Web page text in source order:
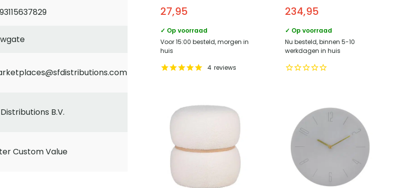
Distributions B.V.
Custom Value
29 cm
27,95
✓ Op voorraad
Voor 15:00 besteld, morgen in
huis
4 reviews
Donkerbruin –
Ø80xH45 cm
234,95
✓ Op voorraad
Nu besteld, binnen 5-10
werkdagen in huis